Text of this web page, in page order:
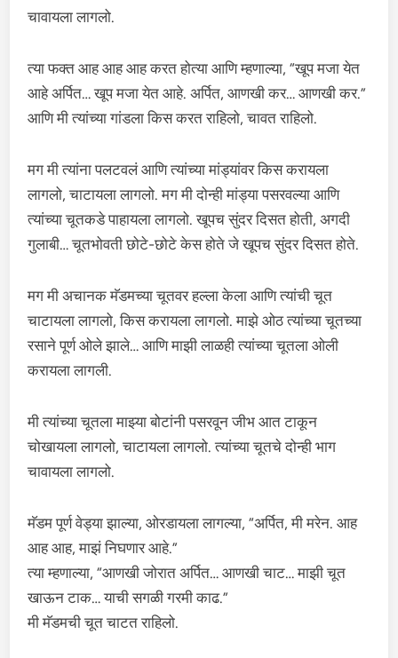
चावायला लागलो.
त्या फक्त आह आह आह करत होत्या आणि म्हणाल्या, “खूप मजा येत
आहे अर्पित… खूप मजा येत आहे. अर्पित, आणखी कर… आणखी कर.”
आणि मी त्यांच्या गांडला किस करत राहिलो, चावत राहिलो.
मग मी त्यांना पलटवलं आणि त्यांच्या मांड्यांवर किस करायला
लागलो, चाटायला लागलो. मग मी दोन्ही मांड्या पसरवल्या आणि
त्यांच्या चूतकडे पाहायला लागलो. खूपच सुंदर दिसत होती, अगदी
गुलाबी… चूतभोवती छोटे-छोटे केस होते जे खूपच सुंदर दिसत होते.
मग मी अचानक मॅडमच्या चूतवर हल्ला केला आणि त्यांची चूत
चाटायला लागलो, किस करायला लागलो. माझे ओठ त्यांच्या चूतच्या
रसाने पूर्ण ओले झाले… आणि माझी लाळही त्यांच्या चूतला ओली
करायला लागली.
मी त्यांच्या चूतला माझ्या बोटांनी पसरवून जीभ आत टाकून
चोखायला लागलो, चाटायला लागलो. त्यांच्या चूतचे दोन्ही भाग
चावायला लागलो.
मॅडम पूर्ण वेड्या झाल्या, ओरडायला लागल्या, “अर्पित, मी मरेन. आह
आह आह, माझं निघणार आहे.”
त्या म्हणाल्या, “आणखी जोरात अर्पित… आणखी चाट… माझी चूत
खाऊन टाक… याची सगळी गरमी काढ.”
मी मॅडमची चूत चाटत राहिलो.